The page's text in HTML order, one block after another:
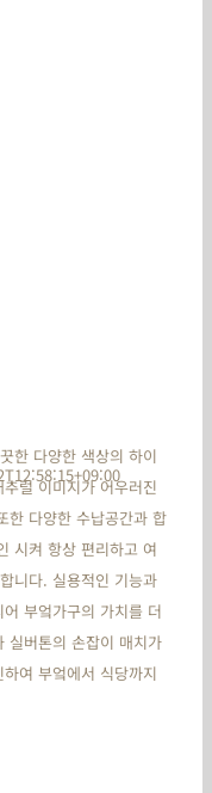
한 다양한 색상의 하이
럴 이미지가 어우러진
한 다양한 수납공간과 합
시켜 항상 편리하고 여
니다. 실용적인 기능과
부엌가구의 가치를 더
실버톤의 손잡이 매치가
여 부엌에서 식당까지